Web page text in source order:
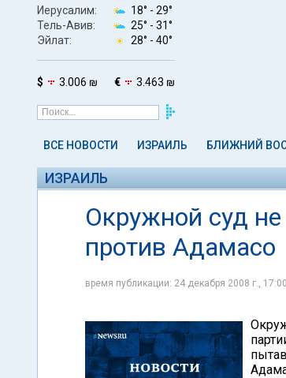
Иерусалим: 18° - 29°
Тель-Авив:
25° - 31°
Эйлат:
28° - 40°
$ 3.006 ₪ € 3.463 ₪
ВСЕ НОВОСТИ ИЗРАИЛЬ БЛИЖНИЙ
ИЗРАИЛЬ
Окружной суд
против Адамасо
время публикации: 24 декабря 2008 г.,